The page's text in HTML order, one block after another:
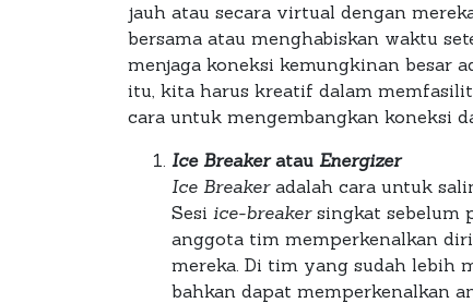
jauh atau secara virtual dengan
bersama atau menghabiskan waktu
menjaga koneksi kemungkinan besar
itu, kita harus kreatif dalam
cara untuk mengembangkan koneksi
Ice Breakeratau Energizer
Ice Breakeradalah cara untuk
Sesi ice-breakersingkat sebelum
anggota tim memperkenalkan
mereka. Di tim yang sudah lebih
bahkan dapat memperkenalkan